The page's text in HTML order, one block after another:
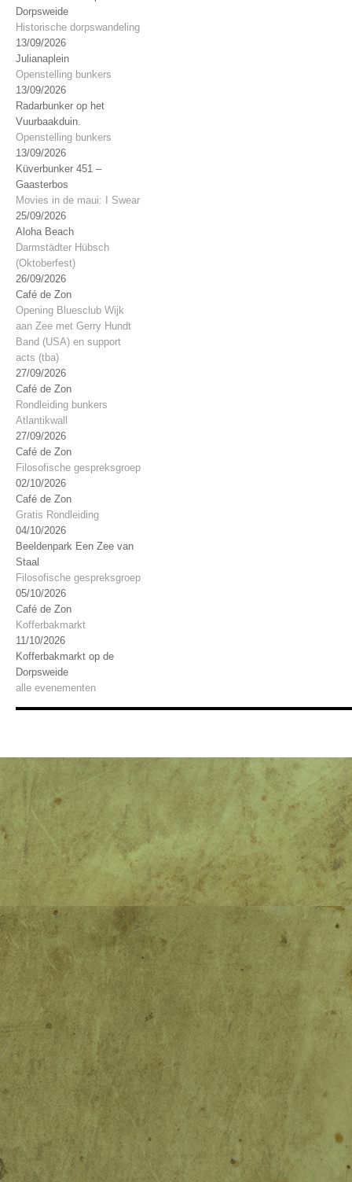
Dorpsweide
Historische dorpswandeling
13/09/2026
Julianaplein
Openstelling bunkers
13/09/2026
Radarbunker op het
Vuurbaakduin.
Openstelling bunkers
13/09/2026
Küverbunker 451 –
Gaasterbos
Movies in de maui: I Swear
25/09/2026
Aloha Beach
Darmstädter Hübsch
(Oktoberfest)
26/09/2026
Café de Zon
Opening Bluesclub Wijk
aan Zee met Gerry Hundt
Band (USA) en support
acts (tba)
27/09/2026
Café de Zon
Rondleiding bunkers
Atlantikwall
27/09/2026
Café de Zon
Filosofische gespreksgroep
02/10/2026
Café de Zon
Gratis Rondleiding
04/10/2026
Beeldenpark Een Zee van
Staal
Filosofische gespreksgroep
05/10/2026
Café de Zon
Kofferbakmarkt
11/10/2026
Kofferbakmarkt op de
Dorpsweide
alle evenementen